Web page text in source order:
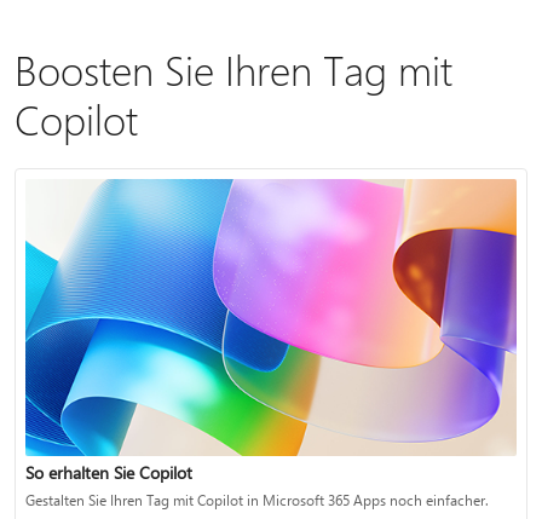
Boosten Sie Ihren Tag mit
Copilot
So erhalten Sie Copilot
Gestalten Sie Ihren Tag mit Copilot in Microsoft 365 Apps noch einfacher.